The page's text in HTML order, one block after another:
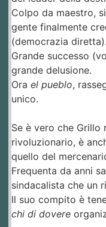
Colpo da maestro,
gente finalmente
(democrazia diretta).
Grande successo
grande delusione.
Ora el pueblo,
unico.
Se è vero che Grillo
rivoluzionario, è
quello del
Frequenta da anni
sindacalista che un
Il suo compito è
chi di dovere